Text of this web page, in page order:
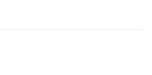
辨率低下，复杂的图形运算完全依